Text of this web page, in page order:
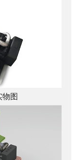
图